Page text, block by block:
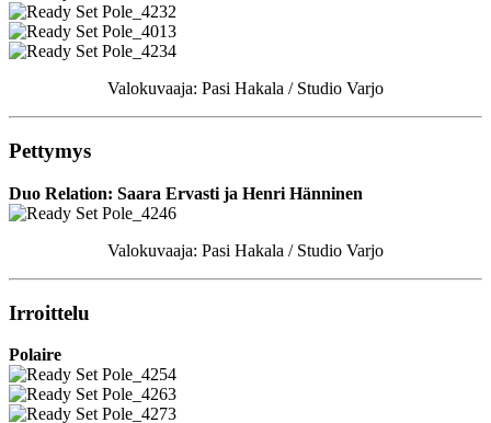
Valokuvaaja: Pasi Hakala / Studio Varjo
Pettymys
Duo Relation: Saara Ervasti ja Henri Hänninen
Valokuvaaja: Pasi Hakala / Studio Varjo
Irroittelu
Polaire